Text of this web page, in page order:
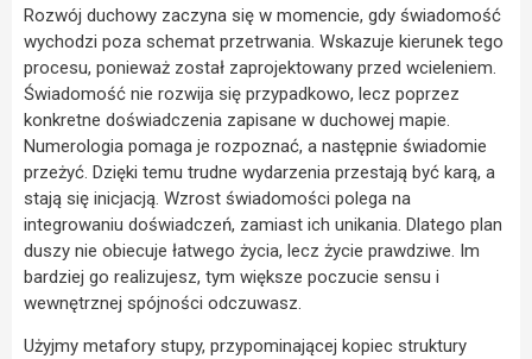
Rozwój duchowy zaczyna się w momencie, gdy świadomość
wychodzi poza schemat przetrwania. Wskazuje kierunek tego
procesu, ponieważ został zaprojektowany przed wcieleniem.
Świadomość nie rozwija się przypadkowo, lecz poprzez
konkretne doświadczenia zapisane w duchowej mapie.
Numerologia pomaga je rozpoznać, a następnie świadomie
przeżyć. Dzięki temu trudne wydarzenia przestają być karą, a
stają się inicjacją. Wzrost świadomości polega na
integrowaniu doświadczeń, zamiast ich unikania. Dlatego plan
duszy nie obiecuje łatwego życia, lecz życie prawdziwe. Im
bardziej go realizujesz, tym większe poczucie sensu i
wewnętrznej spójności odczuwasz.
Użyjmy metafory stupy, przypominającej kopiec struktury